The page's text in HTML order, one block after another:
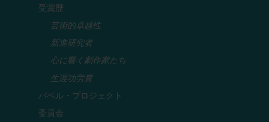
受賞歴
芸術的卓越性
新進研究者
心に響く劇作家たち
生涯功労賞
バベル・プロジェクト
委員会